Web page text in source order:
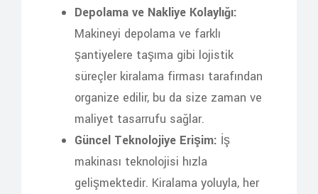
Depolama ve Nakliye Kolaylığı:
Makineyi depolama ve farklı
şantiyelere taşıma gibi lojistik
süreçler kiralama firması tarafından
organize edilir, bu da size zaman ve
maliyet tasarrufu sağlar.
Güncel Teknolojiye Erişim: İş
makinası teknolojisi hızla
gelişmektedir. Kiralama yoluyla, her